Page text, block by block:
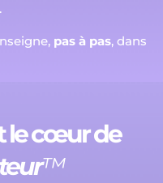
pas à pas, dans
le cœur de
™